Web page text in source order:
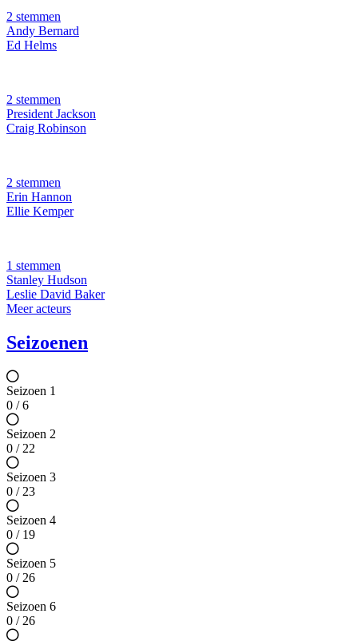
2 stemmen
Andy Bernard
Ed Helms
2 stemmen
President Jackson
Craig Robinson
2 stemmen
Erin Hannon
Ellie Kemper
1 stemmen
Stanley Hudson
Leslie David Baker
Meer acteurs
Seizoenen
Seizoen 1
0 / 6
Seizoen 2
0 / 22
Seizoen 3
0 / 23
Seizoen 4
0 / 19
Seizoen 5
0 / 26
Seizoen 6
0 / 26